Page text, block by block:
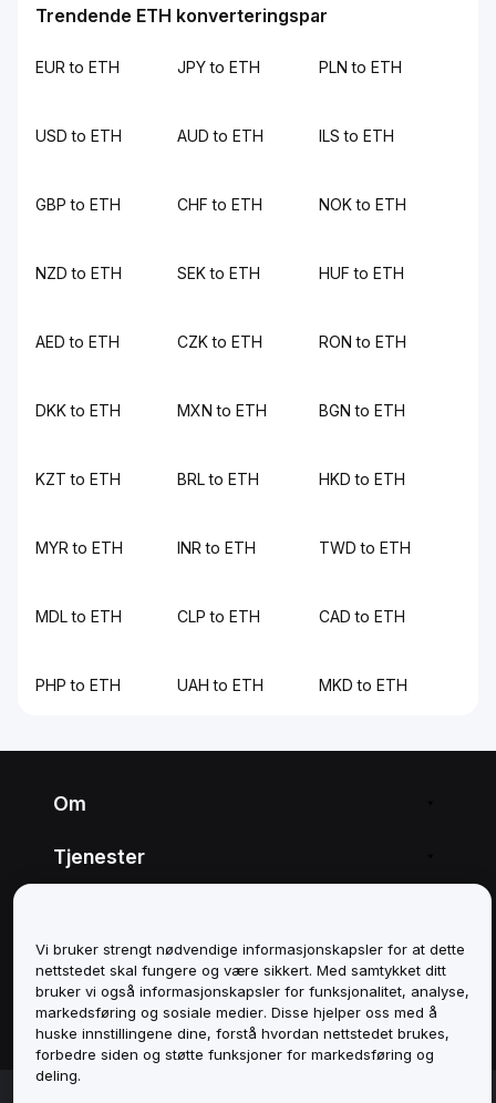
Trendende ETH konverteringspar
EUR to ETH JPY to ETH PLN to ETH
USD to ETH AUD to ETH ILS to ETH
GBP to ETH CHF to ETH NOK to ETH
NZD to ETH SEK to ETH HUF to ETH
AED to ETH CZK to ETH RON to ETH
DKK to ETH MXN to ETH BGN to ETH
KZT to ETH BRL to ETH HKD to ETH
MYR to ETH INR to ETH TWD to ETH
MDL to ETH CLP to ETH CAD to ETH
PHP to ETH UAH to ETH MKD to ETH
Om
Tjenester
Produkter
Juridisk
Vi bruker strengt nødvendige informasjonskapsler for at dette
nettstedet skal fungere og være sikkert. Med samtykket ditt
bruker vi også informasjonskapsler for funksjonalitet, analyse,
markedsføring og sosiale medier. Disse hjelper oss med å
huske innstillingene dine, forstå hvordan nettstedet brukes,
forbedre siden og støtte funksjoner for markedsføring og
deling.